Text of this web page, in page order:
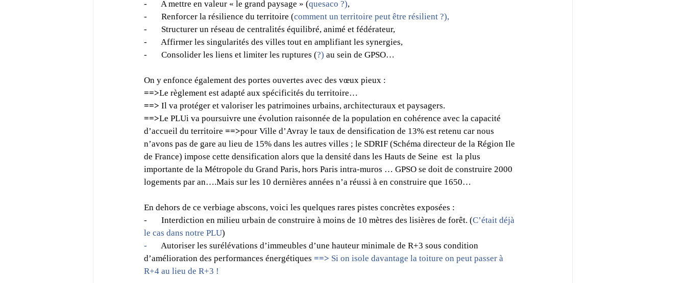
-       A mettre en valeur « le grand paysage » (quesaco ?),
-       Renforcer la résilience du territoire (comment un territoire peut être résilient ?),
-       Structurer un réseau de centralités équilibré, animé et fédérateur,
-       Affirmer les singularités des villes tout en amplifiant les synergies,
-       Consolider les liens et limiter les ruptures (?) au sein de GPSO…
On y enfonce également des portes ouvertes avec des vœux pieux :
==>Le règlement est adapté aux spécificités du territoire…
==> Il va protéger et valoriser les patrimoines urbains, architecturaux et paysagers.
==>Le PLUi va poursuivre une évolution raisonnée de la population en cohérence avec la capacité
d’accueil du territoire ==>pour Ville d’Avray le taux de densification de 13% est retenu car nous
n’avons pas de gare au lieu de 15% dans les autres villes ; le SDRIF (Schéma directeur de la Région Ile
de France) impose cette densification alors que la densité dans les Hauts de Seine  est  la plus
importante de la Métropole du Grand Paris, hors Paris intra-muros … GPSO se doit de construire 2000
logements par an….Mais sur les 10 dernières années n’a réussi à en construire que 1650…
En dehors de ce verbiage abscons, voici les quelques rares pistes concrètes exposées :
-       Interdiction en milieu urbain de construire à moins de 10 mètres des lisières de forêt. (C’était déjà
le cas dans notre PLU)
- Autoriser les surélévations d’immeubles d’une hauteur minimale de R+3 sous condition
d’amélioration des performances énergétiques ==> Si on isole davantage la toiture on peut passer à
R+4 au lieu de R+3 !